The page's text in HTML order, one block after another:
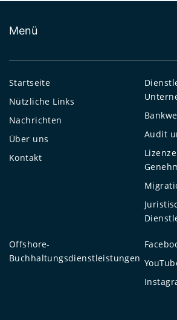
Menü
Startseite
Nützliche Links
Nachrichten
Über uns
Kontakt
Audit
Offshore-
Buchhaltungsdienstleistungen